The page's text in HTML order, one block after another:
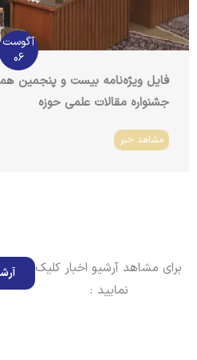
آگوست
06
فایل ویژه‌نامه بیست و پنجمین
جشنواره مقالات علمی حوزه
مشاهد خبر
برای مشاهد آرشیو اخبار کلیک
نمایید :